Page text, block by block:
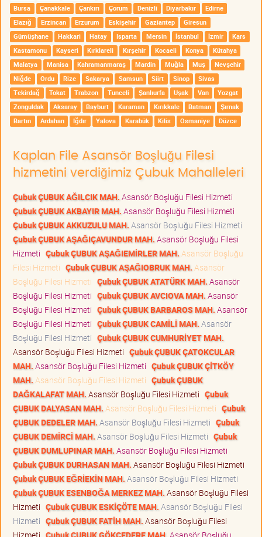
Bursa
Çanakkale Çankırı Çorum Denizli Diyarbakır
Edirne
Elazığ
Erzincan Erzurum Eskişehir Gaziantep
Giresun
Gümüşhane
Hakkari Hatay Isparta Mersin İstanbul İzmir
Kars
Kastamonu
Kayseri Kırklareli Kırşehir Kocaeli Konya
Kütahya
Malatya
Manisa Kahramanmaraş Mardin Muğla Muş
Nevşehir
Niğde
Ordu Rize Sakarya Samsun Siirt Sinop
Sivas
Tekirdağ
Tokat Trabzon Tunceli Şanlıurfa Uşak Van
Yozgat
Zonguldak
Aksaray Bayburt Karaman Kırıkkale Batman
Şırnak
Bartın
Ardahan Iğdır Yalova Karabük Kilis Osmaniye Düzce
Kaplan File Asansör Boşluğu Filesi
hizmetini verdiğimiz Çubuk Mahalleleri
Çubuk ÇUBUK AĞILCIK MAH. Asansör Boşluğu Filesi Hizmeti
Çubuk ÇUBUK AKBAYIR MAH. Asansör Boşluğu Filesi Hizmeti
Çubuk ÇUBUK AKKUZULU MAH. Asansör Boşluğu Filesi Hizmeti
Çubuk ÇUBUK AŞAĞIÇAVUNDUR MAH. Asansör Boşluğu Filesi
Hizmeti Çubuk ÇUBUK AŞAĞIEMİRLER MAH. Asansör Boşluğu
Filesi Hizmeti Çubuk ÇUBUK AŞAĞIOBRUK MAH. Asansör
Boşluğu Filesi Hizmeti Çubuk ÇUBUK ATATÜRK MAH. Asansör
Boşluğu Filesi Hizmeti Çubuk ÇUBUK AVCIOVA MAH. Asansör
Boşluğu Filesi Hizmeti Çubuk ÇUBUK BARBAROS MAH. Asansör
Boşluğu Filesi Hizmeti Çubuk ÇUBUK CAMİLİ MAH. Asansör
Boşluğu Filesi Hizmeti Çubuk ÇUBUK CUMHURİYET MAH.
Asansör Boşluğu Filesi Hizmeti Çubuk ÇUBUK ÇATOKCULAR
MAH. Asansör Boşluğu Filesi Hizmeti Çubuk ÇUBUK ÇİTKÖY
MAH. Asansör Boşluğu Filesi Hizmeti Çubuk ÇUBUK
DAĞKALAFAT MAH. Asansör Boşluğu Filesi Hizmeti Çubuk
ÇUBUK DALYASAN MAH. Asansör Boşluğu Filesi Hizmeti Çubuk
ÇUBUK DEDELER MAH. Asansör Boşluğu Filesi Hizmeti Çubuk
ÇUBUK DEMİRCİ MAH. Asansör Boşluğu Filesi Hizmeti Çubuk
ÇUBUK DUMLUPINAR MAH. Asansör Boşluğu Filesi Hizmeti
Çubuk ÇUBUK DURHASAN MAH. Asansör Boşluğu Filesi Hizmeti
Çubuk ÇUBUK EĞRİEKİN MAH. Asansör Boşluğu Filesi Hizmeti
Çubuk ÇUBUK ESENBOĞA MERKEZ MAH. Asansör Boşluğu Filesi
Hizmeti Çubuk ÇUBUK ESKİÇÖTE MAH. Asansör Boşluğu Filesi
Hizmeti Çubuk ÇUBUK FATİH MAH. Asansör Boşluğu Filesi
Hizmeti Çubuk ÇUBUK GÖKÇEDERE MAH. Asansör Boşluğu